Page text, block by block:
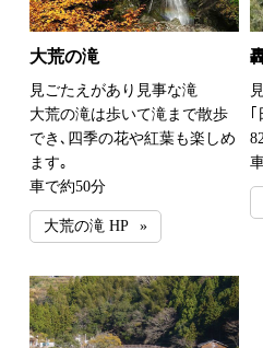
大荒の滝
見ごたえがあり見事な滝
大荒の滝は歩いて滝まで散歩
でき､四季の花や紅葉も楽しめ
ます｡
車で約50分
大荒の滝 HP